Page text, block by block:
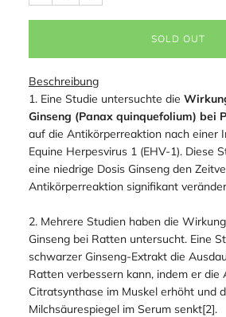
SOLD OUT
Beschreibung
1. Eine Studie untersuchte die
Ginseng (Panax quinquefolium) bei
auf die Antikörperreaktion nach einer
Equine Herpesvirus 1 (EHV-1). Diese
eine niedrige Dosis Ginseng den
Antikörperreaktion signifikant
2. Mehrere Studien haben die
Ginseng bei Ratten untersucht. Eine
schwarzer Ginseng-Extrakt die
Ratten verbessern kann, indem er die
Citratsynthase im Muskel erhöht und
Milchsäurespiegel im Serum senkt[2].